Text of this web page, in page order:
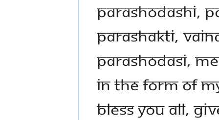
Parashodashi,
Parashakti,
Parashodasi,
in the form of
bless you all,